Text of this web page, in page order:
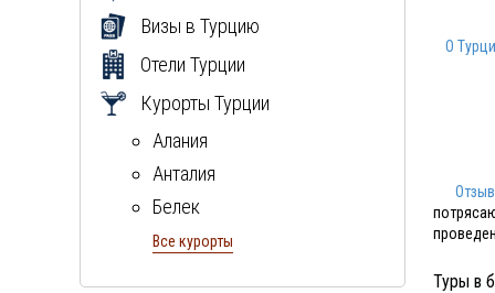
О
Туры в
Визы в Турцию
Отели Турции
Курорты Турции
Алания
Анталия
Белек
Бодрум
Все курорты